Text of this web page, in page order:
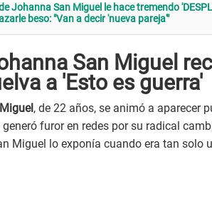
Johanna San Miguel le hace tremendo
beso: "Van a decir 'nueva pareja'"
San Miguel
a 'Esto es guerra'
, de 22 años, se animó a aparecer
generó furor en redes por su radical
Miguel lo exponía cuando era tan solo